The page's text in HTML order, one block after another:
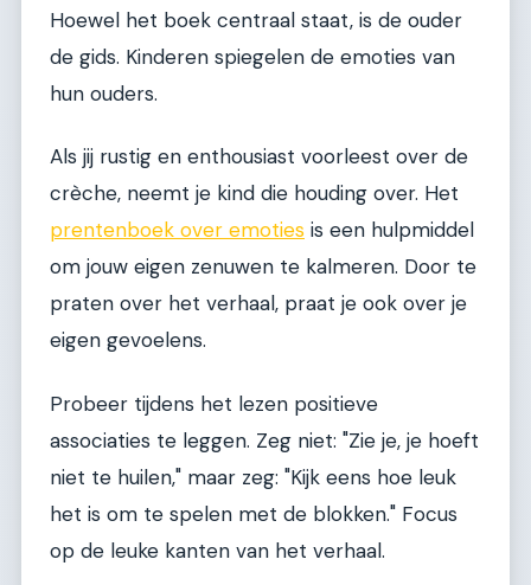
Hoewel het boek centraal staat, is de ouder
de gids. Kinderen spiegelen de emoties van
hun ouders.
Als jij rustig en enthousiast voorleest over de
crèche, neemt je kind die houding over. Het
prentenboek over emoties is een hulpmiddel
om jouw eigen zenuwen te kalmeren. Door te
praten over het verhaal, praat je ook over je
eigen gevoelens.
Probeer tijdens het lezen positieve
associaties te leggen. Zeg niet: "Zie je, je hoeft
niet te huilen," maar zeg: "Kijk eens hoe leuk
het is om te spelen met de blokken." Focus
op de leuke kanten van het verhaal.